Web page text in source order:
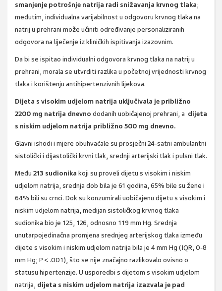
smanjenje potrošnje natrija radi snižavanja krvnog tlaka;
međutim, individualna varijabilnost u odgovoru krvnog tlaka na
natrij u prehrani može učiniti određivanje personaliziranih
odgovora na liječenje iz kliničkih ispitivanja izazovnim.
Da bi se ispitao individualni odgovora krvnog tlaka na natrij u
prehrani, morala se utvrditi razlika u početnoj vrijednosti krvnog
tlaka i korištenju antihipertenzivnih lijekova.
Dijeta s visokim udjelom natrija uključivala je približno
2200 mg natrija dnevno dodanih uobičajenoj prehrani, a dijeta
s niskim udjelom natrija približno 500 mg dnevno.
Glavni ishodi i mjere obuhvaćale su prosječni 24-satni ambulantni
sistolički i dijastolički krvni tlak, srednji arterijski tlak i pulsni tlak.
Među 213 sudionika koji su proveli dijetu s visokim i niskim
udjelom natrija, srednja dob bila je 61 godina, 65% bile su žene i
64% bili su crnci. Dok su konzumirali uobičajenu dijetu s visokim i
niskim udjelom natrija, medijan sistoličkog krvnog tlaka
sudionika bio je 125, 126, odnosno 119 mm Hg. Srednja
unutarpojedinačna promjena srednjeg arterijskog tlaka između
dijete s visokim i niskim udjelom natrija bila je 4 mm Hg (IQR, 0-8
mm Hg; P < .001), što se nije značajno razlikovalo ovisno o
statusu hipertenzije. U usporedbi s dijetom s visokim udjelom
natrija, dijeta s niskim udjelom natrija izazvala je pad